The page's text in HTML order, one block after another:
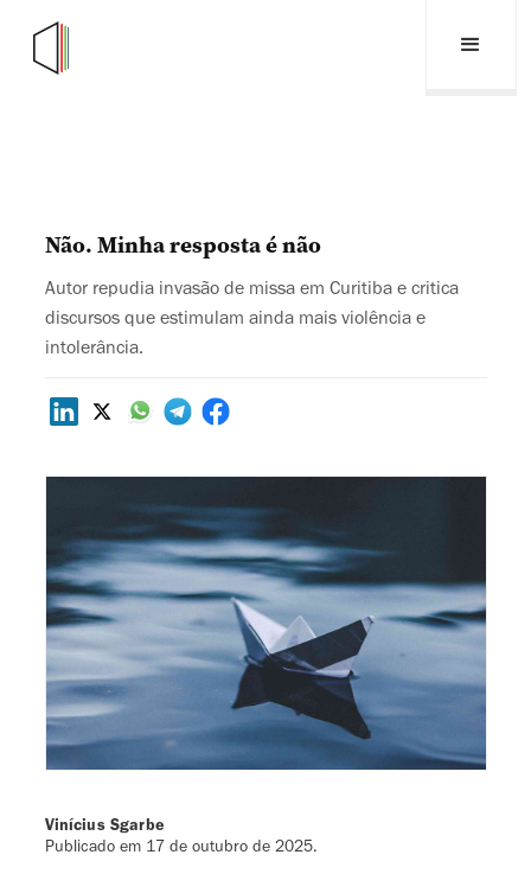
Não. Minha resposta é não
Autor repudia invasão de missa em Curitiba e critica
discursos que estimulam ainda mais violência e
intolerância.
Vinícius Sgarbe
Publicado em 17 de outubro de 2025.